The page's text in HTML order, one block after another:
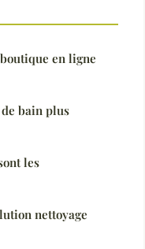
en ligne
bain plus
les
nettoyage